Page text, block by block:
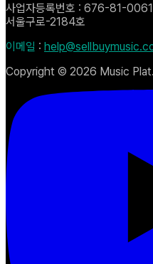
사업자등록번호 : 676-81-
서울구로-2184호
이메일 :
Copyright © 2026 Music